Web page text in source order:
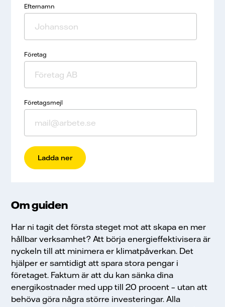
Efternamn
Företag
Företagsmejl
personuppgiftspolicy
Jag samtycker till att Vattenfall behandlar mina
Om guiden
Har ni tagit det första steget mot att skapa en mer
hållbar verksamhet? Att börja energieffektivisera är
nyckeln till att minimera er klimatpåverkan. Det
hjälper er samtidigt att spara stora pengar i
företaget. Faktum är att du kan sänka dina
energikostnader med upp till 20 procent – utan att
behöva göra några större investeringar. Alla